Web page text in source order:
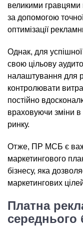
великими гравцями
за допомогою точної
оптимізації
Однак, для
свою цільову
налаштування для
контролювати
постійно
враховуючи зміни в
ринку.
Отже, ПР МСБ є
маркетингового
бізнесу, яка
маркетингових
Платна
середнього